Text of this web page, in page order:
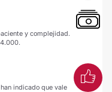
y complejidad.
indicado que vale